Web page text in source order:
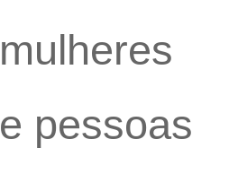
mulheres
e pessoas